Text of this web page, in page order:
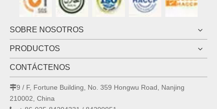
SOBRE NOSOTROS
PRODUCTOS
CONTÁCTENOS
9 / F, Fortune Building, No. 359 Hongwu Road, Nanjing
210002, China